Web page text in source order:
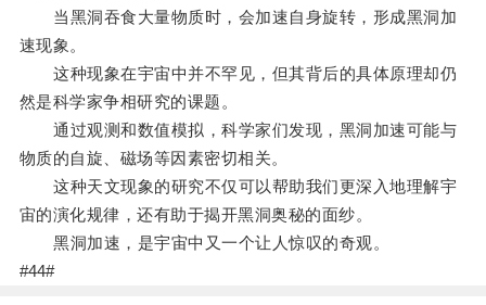
当黑洞吞食大量物质时，会加速自身旋转，形成黑洞加
速现象。
这种现象在宇宙中并不罕见，但其背后的具体原理却仍
然是科学家争相研究的课题。
通过观测和数值模拟，科学家们发现，黑洞加速可能与
物质的自旋、磁场等因素密切相关。
这种天文现象的研究不仅可以帮助我们更深入地理解宇
宙的演化规律，还有助于揭开黑洞奥秘的面纱。
黑洞加速，是宇宙中又一个让人惊叹的奇观。
#44#